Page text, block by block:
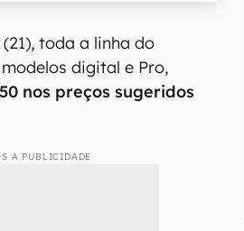
toda a linha do
digital e Pro,
nos preços sugeridos
A PUBLICIDADE